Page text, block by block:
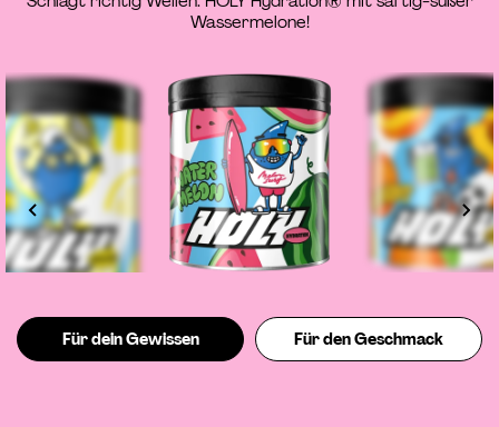
Wassermelone!
Für dein Gewissen Für den Geschmack